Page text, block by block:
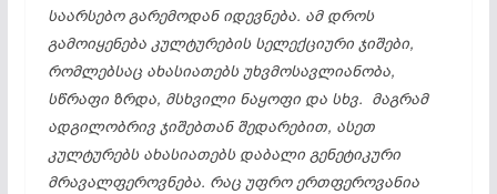
საარსებო გარემოდან იდევნება. ამ დროს
გამოიყენება კულტურების სელექციური ჯიშები,
რომლებსაც ახასიათებს უხვმოსავლიანობა,
სწრაფი ზრდა, მსხვილი ნაყოფი და სხვ. მაგრამ
ადგილობრივ ჯიშებთან შედარებით, ასეთ
კულტურებს ახასიათებს დაბალი გენეტიკური
მრავალფეროვნება. რაც უფრო ერთფეროვანია